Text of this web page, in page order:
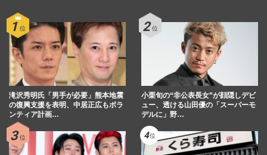
滝沢秀明氏「男手が必要」熊本地震
の復興支援を表明、中居正広もボラ
ンティア計画…
小栗旬の“非公表長女”が顔隠しデビ
ュー、透ける山田優の「スーパーモ
デルに」野…